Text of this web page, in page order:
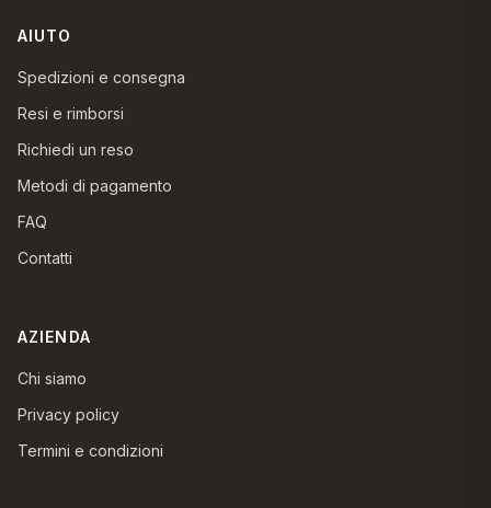
AIUTO
Spedizioni e consegna
Resi e rimborsi
Richiedi un reso
Metodi di pagamento
FAQ
Contatti
AZIENDA
Chi siamo
Privacy policy
Termini e condizioni